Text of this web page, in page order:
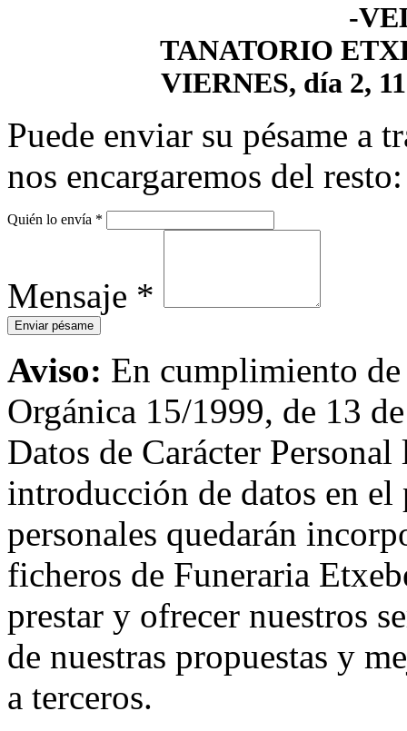
-
TANATORIO
VIERNES, día 2,
Puede enviar su pésame a
nos encargaremos del resto:
Quién lo envía *
Mensaje *
Aviso: En cumplimiento
Orgánica 15/1999, de 13
Datos de Carácter
introducción de datos en
personales quedarán
ficheros de Funeraria
prestar y ofrecer nuestros
de nuestras propuestas y
a terceros.